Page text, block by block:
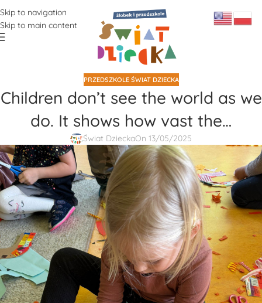
Skip to navigation
Skip to main content
PRZEDSZKOLE ŚWIAT DZIECKA
Children don’t see the world as we
do. It shows how vast the…
Świat DzieckaOn 13/05/2025